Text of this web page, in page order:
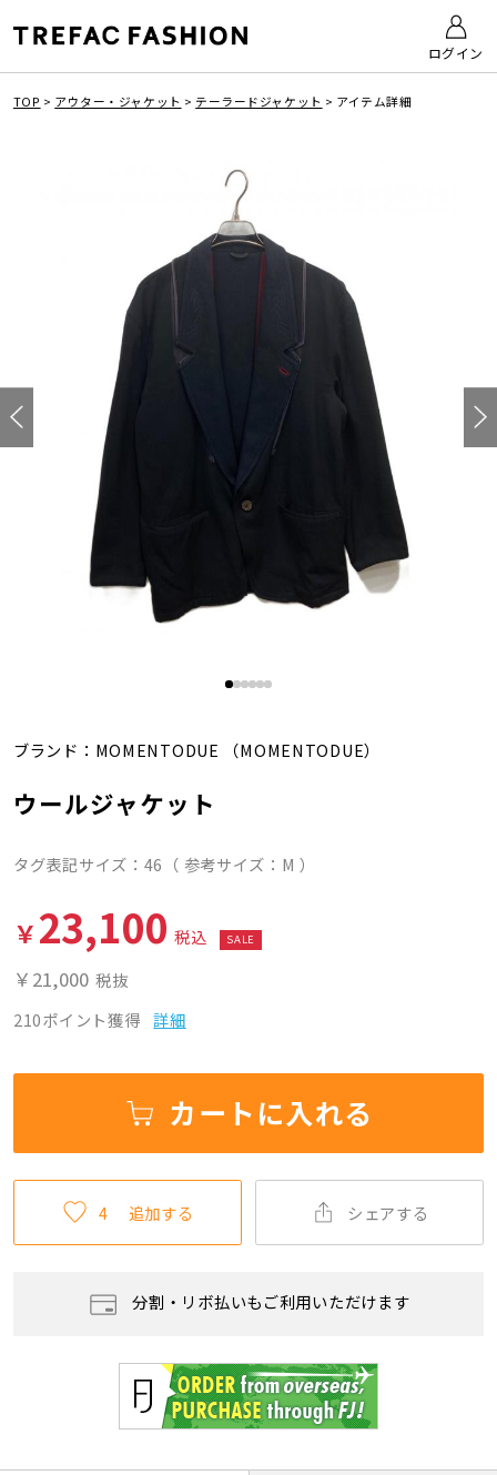
ログイン
TOP > アウター・ジャケット > テーラードジャケット > アイテム詳細
ブランド： MOMENTODUE （MOMENTODUE）
ウールジャケット
タグ表記サイズ：46（ 参考サイズ：M ）
￥23,100 税込 SALE
￥21,000 税抜
210ポイント獲得 詳細
カートに入れる
4 追加する シェアする
分割・リボ払いもご利用いただけます